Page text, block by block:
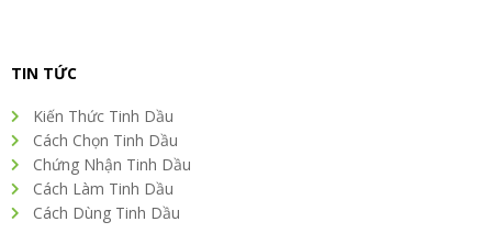
TIN TỨC
Kiến Thức Tinh Dầu
Cách Chọn Tinh Dầu
Chứng Nhận Tinh Dầu
Cách Làm Tinh Dầu
Cách Dùng Tinh Dầu